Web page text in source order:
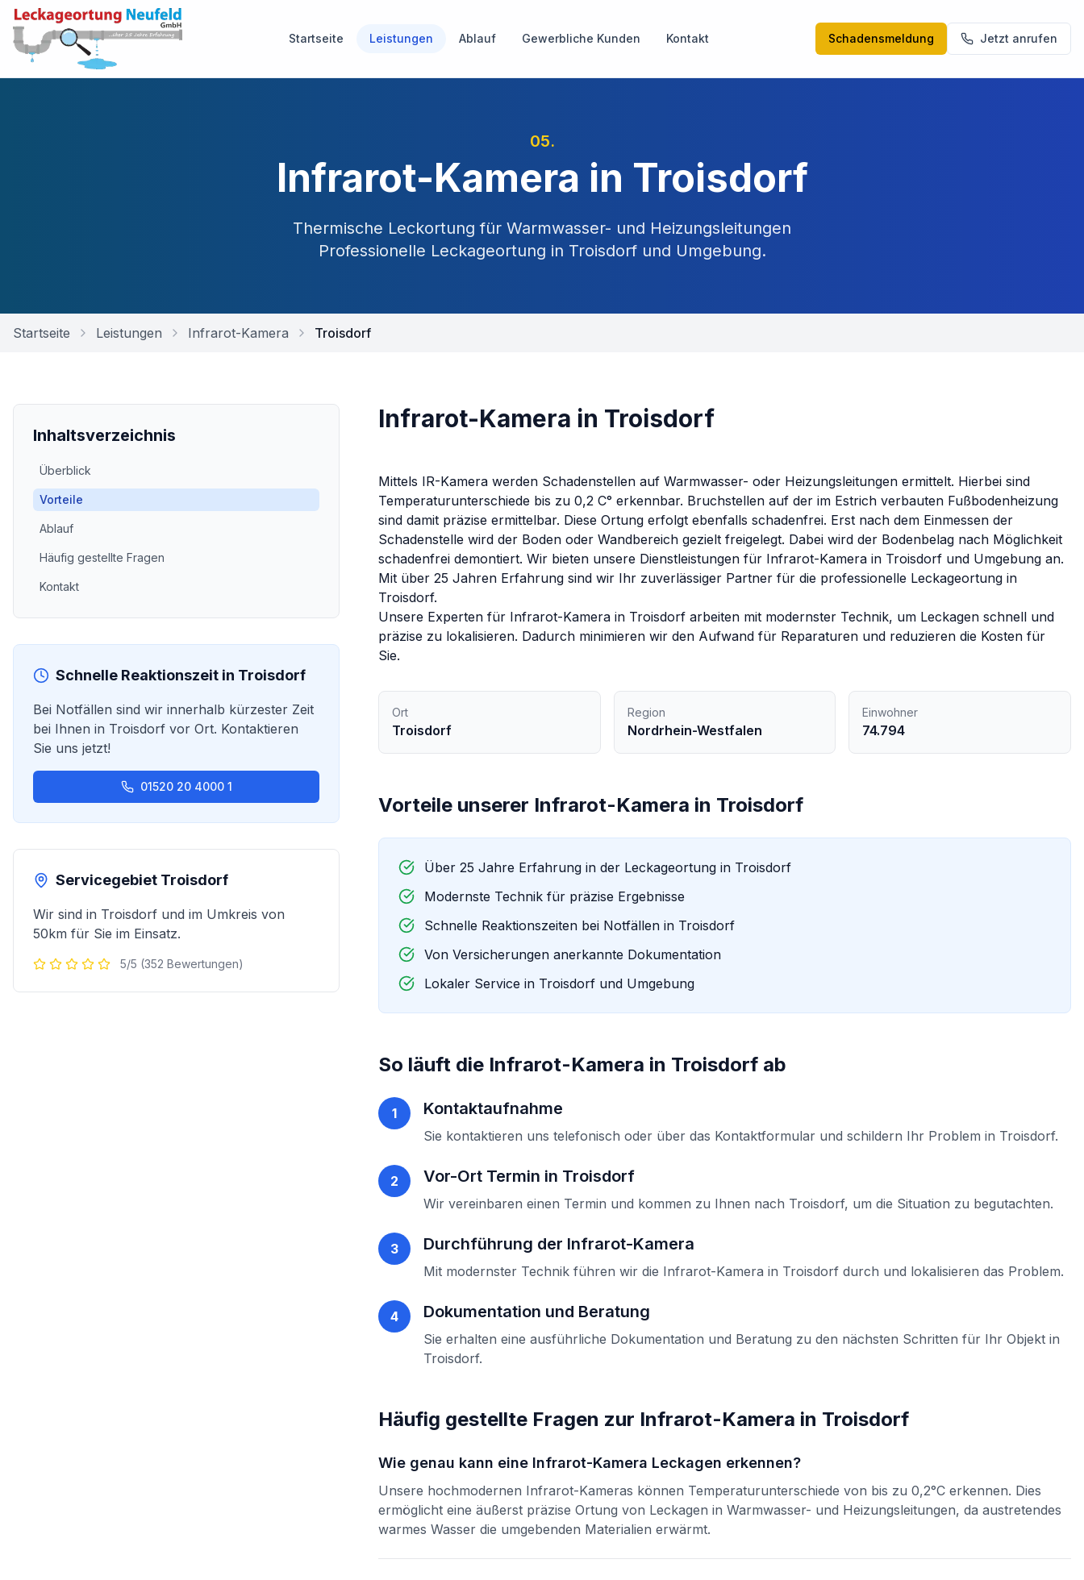
Startseite Leistungen Ablauf Gewerbliche Kunden Kontakt Schadensmeldung Jetzt anrufen
05.
Infrarot-Kamera in Troisdorf
Thermische Leckortung für Warmwasser- und Heizungsleitungen
Professionelle Leckageortung in Troisdorfund Umgebung.
Startseite Leistungen Infrarot-Kamera Troisdorf
Inhaltsverzeichnis
Überblick
Vorteile
Ablauf
Häufig gestellte Fragen
Kontakt
Schnelle Reaktionszeit in Troisdorf
Bei Notfällen sind wir innerhalb kürzester Zeit
bei Ihnen in Troisdorf vor Ort. Kontaktieren
Sie uns jetzt!
01520 20 4000 1
Servicegebiet Troisdorf
Wir sind in Troisdorf und im Umkreis von
50km für Sie im Einsatz.
5/5 (352 Bewertungen)
Infrarot-Kamera in Troisdorf
Mittels IR-Kamera werden Schadenstellen auf Warmwasser- oder Heizungsleitungen ermittelt. Hierbei sind
Temperaturunterschiede bis zu 0,2 C° erkennbar. Bruchstellen auf der im Estrich verbauten Fußbodenheizung
sind damit präzise ermittelbar. Diese Ortung erfolgt ebenfalls schadenfrei. Erst nach dem Einmessen der
Schadenstelle wird der Boden oder Wandbereich gezielt freigelegt. Dabei wird der Bodenbelag nach Möglichkeit
schadenfrei demontiert. Wir bieten unsere Dienstleistungen für Infrarot-Kamera in Troisdorf und Umgebung an.
Mit über 25 Jahren Erfahrung sind wir Ihr zuverlässiger Partner für die professionelle Leckageortung in
Troisdorf.
Unsere Experten für Infrarot-Kamera in Troisdorf arbeiten mit modernster Technik, um Leckagen schnell und
präzise zu lokalisieren. Dadurch minimieren wir den Aufwand für Reparaturen und reduzieren die Kosten für
Sie.
Ort
Troisdorf
Region
Nordrhein-Westfalen
Einwohner
74.794
Vorteile unserer Infrarot-Kamera in Troisdorf
Über 25 Jahre Erfahrung in der Leckageortung in Troisdorf
Modernste Technik für präzise Ergebnisse
Schnelle Reaktionszeiten bei Notfällen in Troisdorf
Von Versicherungen anerkannte Dokumentation
Lokaler Service in Troisdorf und Umgebung
So läuft die Infrarot-Kamera in Troisdorf ab
1 Kontaktaufnahme
Sie kontaktieren uns telefonisch oder über das Kontaktformular und schildern Ihr Problem in Troisdorf.
2 Vor-Ort Termin in Troisdorf
Wir vereinbaren einen Termin und kommen zu Ihnen nach Troisdorf, um die Situation zu begutachten.
3 Durchführung der Infrarot-Kamera
Mit modernster Technik führen wir die Infrarot-Kamera in Troisdorf durch und lokalisieren das Problem.
4 Dokumentation und Beratung
Sie erhalten eine ausführliche Dokumentation und Beratung zu den nächsten Schritten für Ihr Objekt in
Troisdorf.
Häufig gestellte Fragen zur Infrarot-Kamera in Troisdorf
Wie genau kann eine Infrarot-Kamera Leckagen erkennen?
Unsere hochmodernen Infrarot-Kameras können Temperaturunterschiede von bis zu 0,2°C erkennen. Dies
ermöglicht eine äußerst präzise Ortung von Leckagen in Warmwasser- und Heizungsleitungen, da austretendes
warmes Wasser die umgebenden Materialien erwärmt.